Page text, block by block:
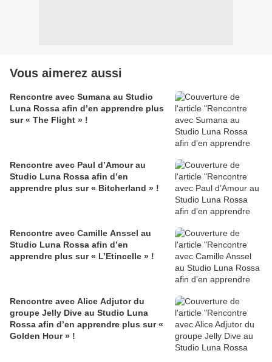
Vous aimerez aussi
Rencontre avec Sumana au Studio
Luna Rossa afin d’en apprendre plus
sur « The Flight » !
Rencontre avec Paul d’Amour au
Studio Luna Rossa afin d’en
apprendre plus sur « Bitcherland » !
Rencontre avec Camille Anssel au
Studio Luna Rossa afin d’en
apprendre plus sur « L’Etincelle » !
Rencontre avec Alice Adjutor du
groupe Jelly Dive au Studio Luna
Rossa afin d’en apprendre plus sur «
Golden Hour » !